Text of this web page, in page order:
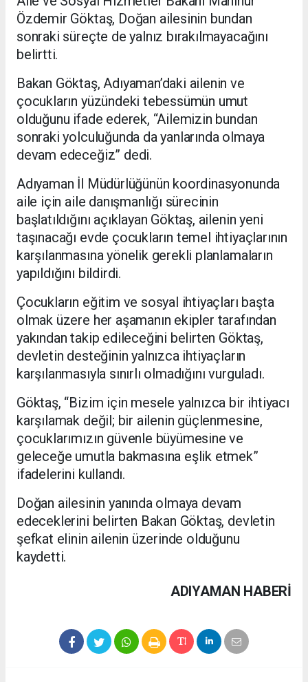
Özdemir Göktaş, Doğan ailesinin bundan
sonraki süreçte de yalnız bırakılmayacağını
belirtti.
Bakan Göktaş, Adıyaman’daki ailenin ve
çocukların yüzündeki tebessümün umut
olduğunu ifade ederek, “Ailemizin bundan
sonraki yolculuğunda da yanlarında olmaya
devam edeceğiz” dedi.
Adıyaman İl Müdürlüğünün koordinasyonunda
aile için aile danışmanlığı sürecinin
başlatıldığını açıklayan Göktaş, ailenin yeni
taşınacağı evde çocukların temel ihtiyaçlarının
karşılanmasına yönelik gerekli planlamaların
yapıldığını bildirdi.
Çocukların eğitim ve sosyal ihtiyaçları başta
olmak üzere her aşamanın ekipler tarafından
yakından takip edileceğini belirten Göktaş,
devletin desteğinin yalnızca ihtiyaçların
karşılanmasıyla sınırlı olmadığını vurguladı.
Göktaş, “Bizim için mesele yalnızca bir ihtiyacı
karşılamak değil; bir ailenin güçlenmesine,
çocuklarımızın güvenle büyümesine ve
geleceğe umutla bakmasına eşlik etmek”
ifadelerini kullandı.
Doğan ailesinin yanında olmaya devam
edeceklerini belirten Bakan Göktaş, devletin
şefkat elinin ailenin üzerinde olduğunu
kaydetti.
ADIYAMAN HABERİ